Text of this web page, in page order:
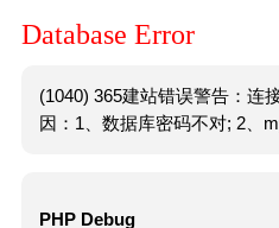
Database Error
(1040) 365建站错误警告：连
因：1、数据库密码不对; 2、
PHP Debug